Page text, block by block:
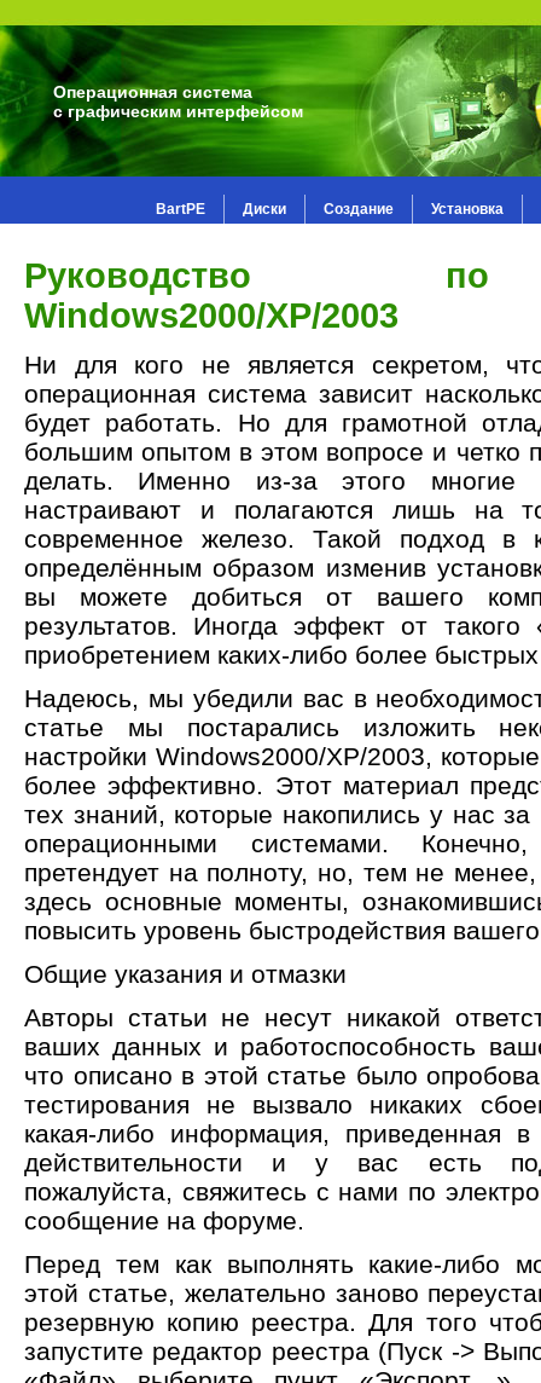
Операционная система
с графическим интерфейсом
BartPE Диски Создание Установка
Руководство по
Windows2000/XP/2003
Ни для кого не является секретом,
операционная система зависит
будет работать. Но для грамотной
большим опытом в этом вопросе и четко
делать. Именно из-за этого многие
настраивают и полагаются лишь на
современное железо. Такой подход в
определённым образом изменив
вы можете добиться от вашего
результатов. Иногда эффект от
приобретением каких-либо более
Надеюсь, мы убедили вас в
статье мы постарались изложить
настройки Windows2000/XP/2003,
более эффективно. Этот материал
тех знаний, которые накопились у нас
операционными системами.
претендует на полноту, но, тем не
здесь основные моменты,
повысить уровень быстродействия
Общие указания и отмазки
Авторы статьи не несут никакой
ваших данных и работоспособность
что описано в этой статье было
тестирования не вызвало никаких
какая-либо информация, приведенная в
действительности и у вас есть
пожалуйста, свяжитесь с нами по
сообщение на форуме.
Перед тем как выполнять какие-либо
этой статье, желательно заново
резервную копию реестра. Для того
запустите редактор реестра (Пуск ->